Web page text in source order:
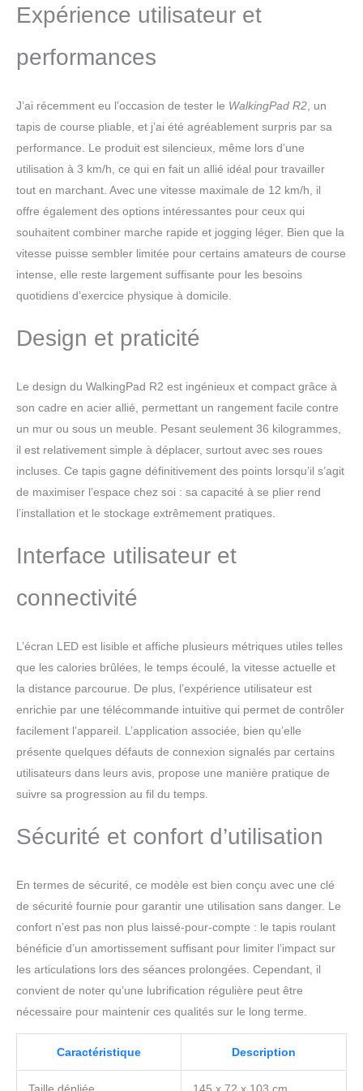
les voisins. Ajustez et connaissez vos progrès -
Le WalkingPad R2 est équipé d'un écran LED
temps réel, comme la vitesse, la distance, le
l'exercice en toute sécurité - Le WalkingPad R2
permet de régler la vitesse entre 0,5 et 12 km/h,
à des intervalles de 0,5 km. Grande surface de
course de 44 x 120 cm, profil bas à seulement
antidérapants, main courante fiable, tout cela
réduit le risque de chute du tapis de course.
Facile à utiliser - Aucun assemblage requis, il
suffit de déplier et brancher le tapis de course
de l'utilisateur : 110 kg, panneaux de fibres de
couches offrent un entraînement tout en
les défauts de fabrication, n'hésitez pas à nous
contacter si vous avez des questions.
Expérience utilisateur et
performances
J’ai récemment eu l’occasion de tester le WalkingPad R2 , un
tapis de course pliable, et j’ai été agréablement surpris par sa
performance. Le produit est silencieux, même lors d’une
utilisation à 3 km/h, ce qui en fait un allié idéal pour travailler
tout en marchant. Avec une vitesse maximale de 12 km/h, il
offre également des options intéressantes pour ceux qui
souhaitent combiner marche rapide et jogging léger. Bien que la
vitesse puisse sembler limitée pour certains amateurs de course
intense, elle reste largement suffisante pour les besoins
quotidiens d’exercice physique à domicile.
Design et praticité
Le design du WalkingPad R2 est ingénieux et compact grâce à
son cadre en acier allié, permettant un rangement facile contre
un mur ou sous un meuble. Pesant seulement 36 kilogrammes,
il est relativement simple à déplacer, surtout avec ses roues
incluses. Ce tapis gagne définitivement des points lorsqu’il s’agit
de maximiser l’espace chez soi : sa capacité à se plier rend
l’installation et le stockage extrêmement pratiques.
Interface utilisateur et
connectivité
L’écran LED est lisible et affiche plusieurs métriques utiles telles
que les calories brûlées, le temps écoulé, la vitesse actuelle et
la distance parcourue. De plus, l’expérience utilisateur est
enrichie par une télécommande intuitive qui permet de contrôler
facilement l’appareil. L’application associée, bien qu’elle
présente quelques défauts de connexion signalés par certains
utilisateurs dans leurs avis, propose une manière pratique de
suivre sa progression au fil du temps.
Sécurité et confort d’utilisation
En termes de sécurité, ce modèle est bien conçu avec une clé
de sécurité fournie pour garantir une utilisation sans danger. Le
confort n’est pas non plus laissé-pour-compte : le tapis roulant
bénéficie d’un amortissement suffisant pour limiter l’impact sur
les articulations lors des séances prolongées. Cependant, il
convient de noter qu’une lubrification régulière peut être
nécessaire pour maintenir ces qualités sur le long terme.
Caractéristique Description
Taille dépliée 145 x 72 x 103 cm